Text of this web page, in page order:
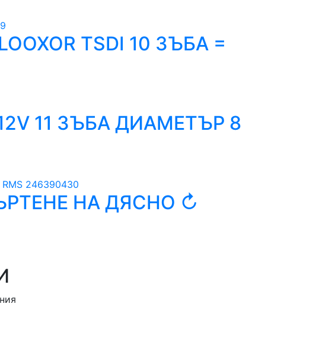
TSDI 10 ЗЪБА =
11 ЗЪБА ДИАМЕТЪР 8
НА ДЯСНО ↻